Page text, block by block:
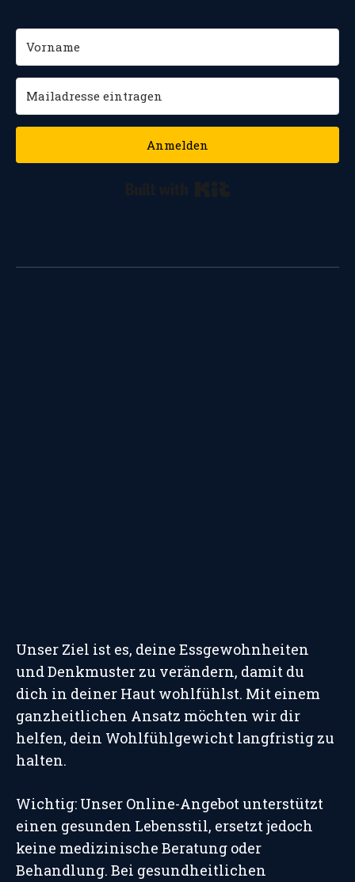
Anmelden
Unser Ziel ist es, deine Essgewohnheiten
und Denkmuster zu verändern, damit du
dich in deiner Haut wohlfühlst. Mit einem
ganzheitlichen Ansatz möchten wir dir
helfen, dein Wohlfühlgewicht langfristig zu
halten.
Wichtig: Unser Online-Angebot unterstützt
einen gesunden Lebensstil, ersetzt jedoch
keine medizinische Beratung oder
Behandlung. Bei gesundheitlichen